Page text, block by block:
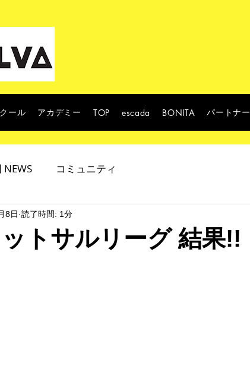
ール アカデミー TOP escada BONITA パートナー
コミュニティ
トサルリーグ 結果!!
8日 読了時間: 1分